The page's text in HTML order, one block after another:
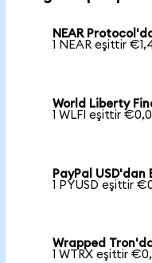
NEAR
1 NEAR eşittir
World Liberty
1 WLFI eşittir
PayPal USD'dan
1 PYUSD eşittir
Wrapped
1 WTRX eşittir